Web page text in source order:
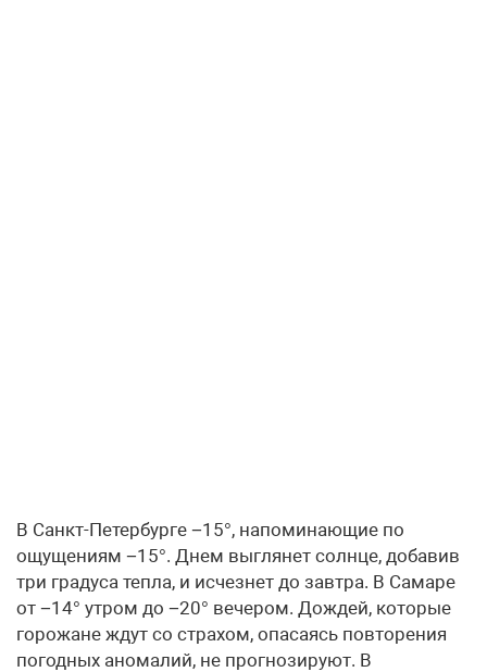
В Санкт-Петербурге −15°, напоминающие по
ощущениям −15°. Днем выглянет солнце, добавив
три градуса тепла, и исчезнет до завтра. В Самаре
от −14° утром до −20° вечером. Дождей, которые
горожане ждут со страхом, опасаясь повторения
погодных аномалий, не прогнозируют. В